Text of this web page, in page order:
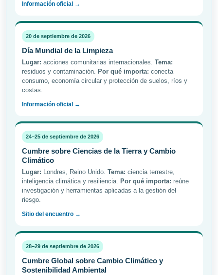
Información oficial →
20 de septiembre de 2026
Día Mundial de la Limpieza
Lugar: acciones comunitarias internacionales. Tema:
residuos y contaminación. Por qué importa: conecta
consumo, economía circular y protección de suelos, ríos y
costas.
Información oficial →
24–25 de septiembre de 2026
Cumbre sobre Ciencias de la Tierra y Cambio
Climático
Lugar: Londres, Reino Unido. Tema: ciencia terrestre,
inteligencia climática y resiliencia. Por qué importa: reúne
investigación y herramientas aplicadas a la gestión del
riesgo.
Sitio del encuentro →
28–29 de septiembre de 2026
Cumbre Global sobre Cambio Climático y
Sostenibilidad Ambiental